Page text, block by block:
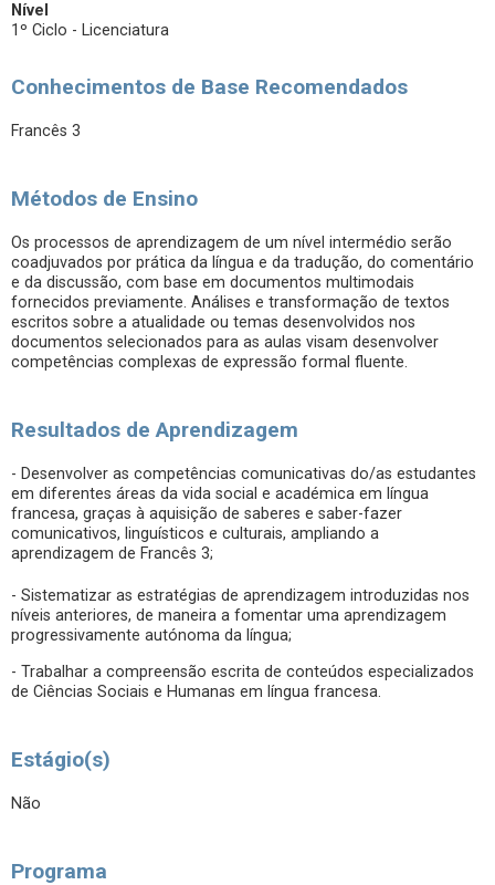
Nível
1º Ciclo - Licenciatura
Conhecimentos de Base Recomendados
Francês 3
Métodos de Ensino
Os processos de aprendizagem de um nível intermédio serão
coadjuvados por prática da língua e da tradução, do comentário
e da discussão, com base em documentos multimodais
fornecidos previamente. Análises e transformação de textos
escritos sobre a atualidade ou temas desenvolvidos nos
documentos selecionados para as aulas visam desenvolver
competências complexas de expressão formal fluente.
Resultados de Aprendizagem
- Desenvolver as competências comunicativas do/as estudantes
em diferentes áreas da vida social e académica em língua
francesa, graças à aquisição de saberes e saber-fazer
comunicativos, linguísticos e culturais, ampliando a
aprendizagem de Francês 3;
- Sistematizar as estratégias de aprendizagem introduzidas nos
níveis anteriores, de maneira a fomentar uma aprendizagem
progressivamente autónoma da língua;
- Trabalhar a compreensão escrita de conteúdos especializados
de Ciências Sociais e Humanas em língua francesa.
Estágio(s)
Não
Programa